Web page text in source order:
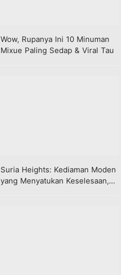
Wow, Rupanya Ini 10 Minuman
Mixue Paling Sedap & Viral Tau
Suria Heights: Kediaman Moden
yang Menyatukan Keselesaan,